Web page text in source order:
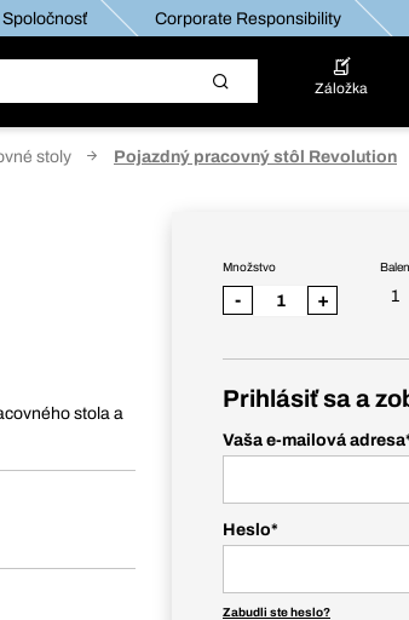
Spoločnosť Corporate Responsibility
Záložka
stoly Pojazdný pracovný stôl Revolution
stola a
1
Množstvo
- +
Prihlásiť sa a
Vaša e-mailová adresa
Heslo*
Zabudli ste heslo?